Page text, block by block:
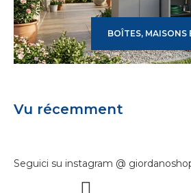
BOÎTES, MAISONS
Vu récemment
Seguici su instagram @